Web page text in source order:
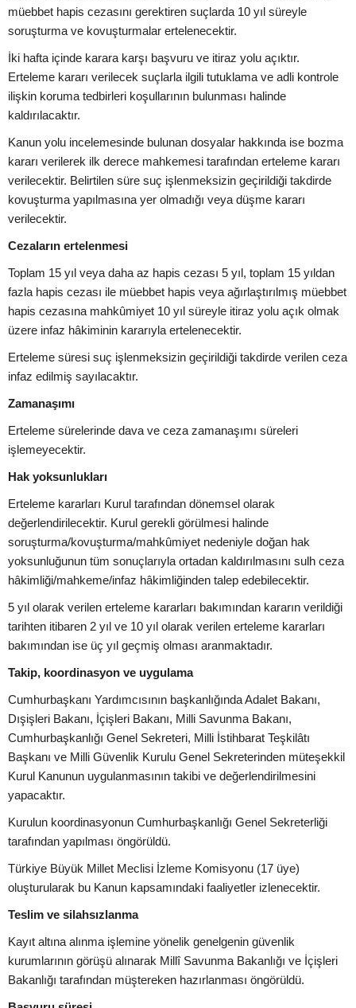
müebbet hapis cezasını gerektiren suçlarda 10 yıl süreyle
soruşturma ve kovuşturmalar ertelenecektir.
İki hafta içinde karara karşı başvuru ve itiraz yolu açıktır.
Erteleme kararı verilecek suçlarla ilgili tutuklama ve adli kontrole
ilişkin koruma tedbirleri koşullarının bulunması halinde
kaldırılacaktır.
Kanun yolu incelemesinde bulunan dosyalar hakkında ise bozma
kararı verilerek ilk derece mahkemesi tarafından erteleme kararı
verilecektir. Belirtilen süre suç işlenmeksizin geçirildiği takdirde
kovuşturma yapılmasına yer olmadığı veya düşme kararı
verilecektir.
Cezaların ertelenmesi
Toplam 15 yıl veya daha az hapis cezası 5 yıl, toplam 15 yıldan
fazla hapis cezası ile müebbet hapis veya ağırlaştırılmış müebbet
hapis cezasına mahkûmiyet 10 yıl süreyle itiraz yolu açık olmak
üzere infaz hâkiminin kararıyla ertelenecektir.
Erteleme süresi suç işlenmeksizin geçirildiği takdirde verilen ceza
infaz edilmiş sayılacaktır.
Zamanaşımı
Erteleme sürelerinde dava ve ceza zamanaşımı süreleri
işlemeyecektir.
Hak yoksunlukları
Erteleme kararları Kurul tarafından dönemsel olarak
değerlendirilecektir. Kurul gerekli görülmesi halinde
soruşturma/kovuşturma/mahkûmiyet nedeniyle doğan hak
yoksunluğunun tüm sonuçlarıyla ortadan kaldırılmasını sulh ceza
hâkimliği/mahkeme/infaz hâkimliğinden talep edebilecektir.
5 yıl olarak verilen erteleme kararları bakımından kararın verildiği
tarihten itibaren 2 yıl ve 10 yıl olarak verilen erteleme kararları
bakımından ise üç yıl geçmiş olması aranmaktadır.
Takip, koordinasyon ve uygulama
Cumhurbaşkanı Yardımcısının başkanlığında Adalet Bakanı,
Dışişleri Bakanı, İçişleri Bakanı, Milli Savunma Bakanı,
Cumhurbaşkanlığı Genel Sekreteri, Milli İstihbarat Teşkilâtı
Başkanı ve Milli Güvenlik Kurulu Genel Sekreterinden müteşekkil
Kurul Kanunun uygulanmasının takibi ve değerlendirilmesini
yapacaktır.
Kurulun koordinasyonun Cumhurbaşkanlığı Genel Sekreterliği
tarafından yapılması öngörüldü.
Türkiye Büyük Millet Meclisi İzleme Komisyonu (17 üye)
oluşturularak bu Kanun kapsamındaki faaliyetler izlenecektir.
Teslim ve silahsızlanma
Kayıt altına alınma işlemine yönelik genelgenin güvenlik
kurumlarının görüşü alınarak Millî Savunma Bakanlığı ve İçişleri
Bakanlığı tarafından müştereken hazırlanması öngörüldü.